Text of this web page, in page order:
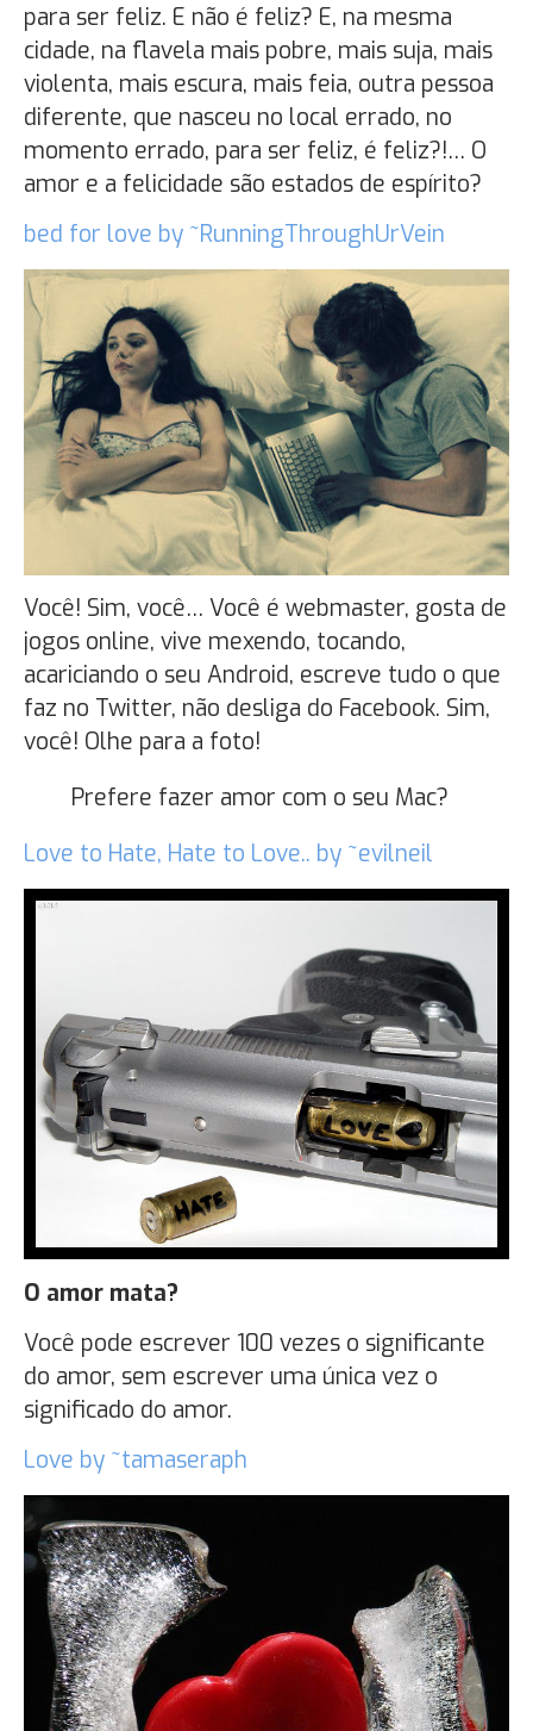
para ser feliz. E não é feliz? E, na mesma
cidade, na flavela mais pobre, mais suja, mais
violenta, mais escura, mais feia, outra pessoa
diferente, que nasceu no local errado, no
momento errado, para ser feliz, é feliz?!… O
amor e a felicidade são estados de espírito?
bed for love by ~RunningThroughUrVein
Você! Sim, você… Você é webmaster, gosta de
jogos online, vive mexendo, tocando,
acariciando o seu Android, escreve tudo o que
faz no Twitter, não desliga do Facebook. Sim,
você! Olhe para a foto!
Prefere fazer amor com o seu Mac?
Love to Hate, Hate to Love.. by ~evilneil
O amor mata?
Você pode escrever 100 vezes o significante
do amor, sem escrever uma única vez o
significado do amor.
Love by ~tamaseraph